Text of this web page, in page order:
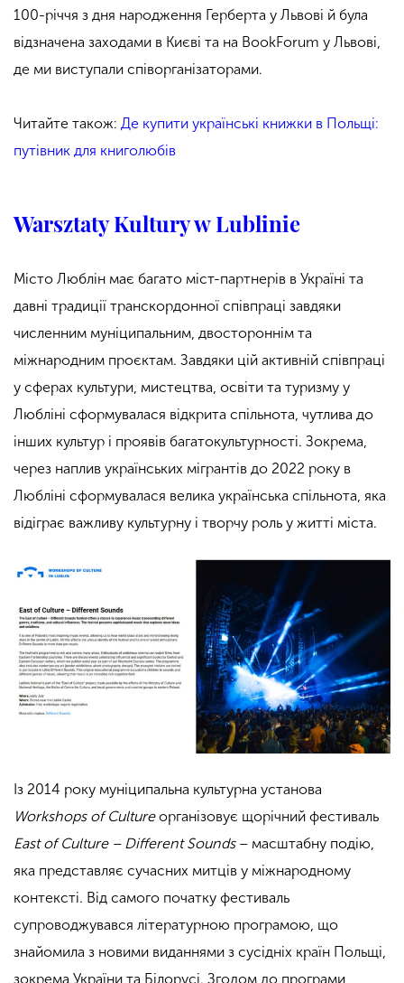
100-річчя з дня народження Герберта у Львові й була
відзначена заходами в Києві та на BookForum у Львові,
де ми виступали співорганізаторами.
Читайте також: Де купити українські книжки в Польщі:
путівник для книголюбів
Warsztaty Kultury w Lublinie
Місто Люблін має багато міст-партнерів в Україні та
давні традиції транскордонної співпраці завдяки
численним муніципальним, двостороннім та
міжнародним проєктам. Завдяки цій активній співпраці
у сферах культури, мистецтва, освіти та туризму у
Любліні сформувалася відкрита спільнота, чутлива до
інших культур і проявів багатокультурності. Зокрема,
через наплив українських мігрантів до 2022 року в
Любліні сформувалася велика українська спільнота, яка
відіграє важливу культурну і творчу роль у житті міста.
Із 2014 року муніципальна культурна установа
Workshops of Cultureорганізовує щорічний фестиваль
East of Culture – Different Sounds– масштабну подію,
яка представляє сучасних митців у міжнародному
контексті. Від самого початку фестиваль
супроводжувався літературною програмою, що
знайомила з новими виданнями з сусідніх країн Польщі,
зокрема України та Білорусі. Згодом до програми